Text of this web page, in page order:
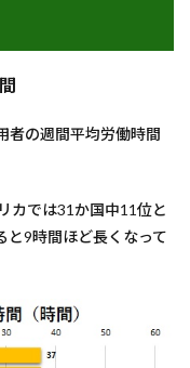
者の週間平均労働時間
カでは31か国中11位と
と9時間ほど長くなって